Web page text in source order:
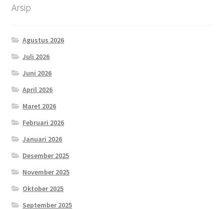
Arsip
Agustus 2026
Juli 2026
Juni 2026
April 2026
Maret 2026
Februari 2026
Januari 2026
Desember 2025
November 2025
Oktober 2025
September 2025